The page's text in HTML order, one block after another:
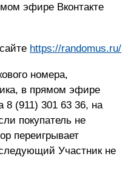
эфире Вконтакте
https://randomus.ru/
номера,
в прямом эфире
8 (911) 301 63 36, на
покупатель не
переигрывает
Участник не